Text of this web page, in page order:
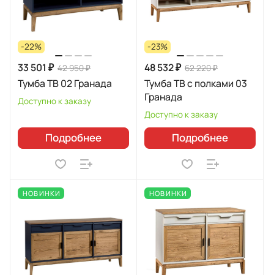
-22%
33 501 ₽ 42 950 ₽
Тумба ТВ 02 Гранада
Доступно к заказу
Подробнее
-23%
48 532 ₽ 62 220 ₽
Тумба ТВ с полками 03
Гранада
Доступно к заказу
Подробнее
НОВИНКИ НОВИНКИ